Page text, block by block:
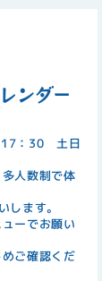
ンダー
：30 土日
人数制で体
します。
ーでお願い
ご確認くだ